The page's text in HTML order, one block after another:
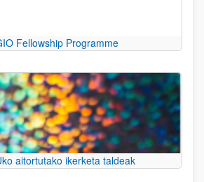
Fellowship Programme
aitortutako ikerketa taldeak